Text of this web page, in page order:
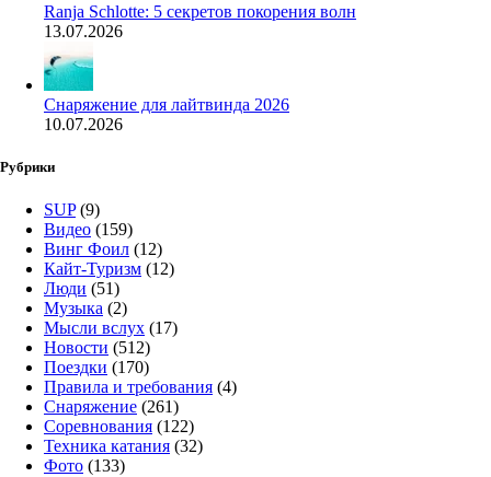
Ranja Schlotte: 5 секретов покорения волн
13.07.2026
Снаряжение для лайтвинда 2026
10.07.2026
Рубрики
SUP(9)
Видео (159)
Винг Фоил (12)
Кайт-Туризм (12)
Люди (51)
Музыка (2)
Мысли вслух (17)
Новости (512)
Поездки (170)
Правила и требования (4)
Снаряжение (261)
Соревнования (122)
Техника катания (32)
Фото (133)